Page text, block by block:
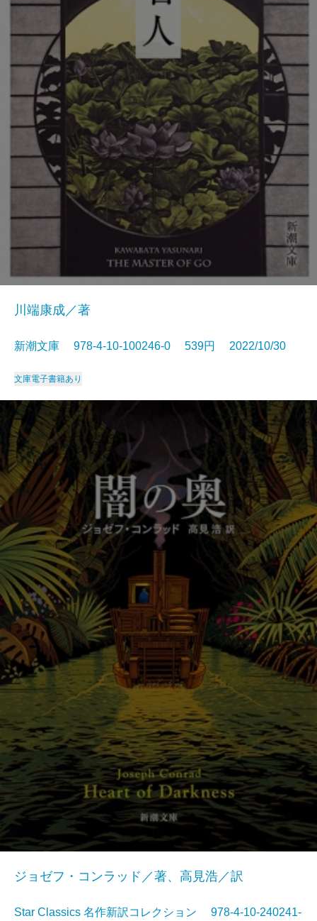
川端康成／著
新潮文庫 978-4-10-100246-0 539円 2022/10/30
文庫電子書籍あり
ジョゼフ・コンラッド／著、高見浩／訳
Star Classics 名作新訳コレクション 978-4-10-240241-